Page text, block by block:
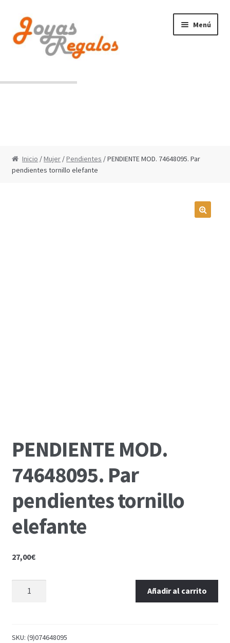
a
la
navegación
al
contenido
Menú
Inicio /Mujer /Pendientes / PENDIENTE MOD. 74648095. Par
pendientes tornillo elefante
PENDIENTE MOD.
74648095. Par
pendientes tornillo
elefante
27,00€
Añadir al carrito
SKU: (9)074648095